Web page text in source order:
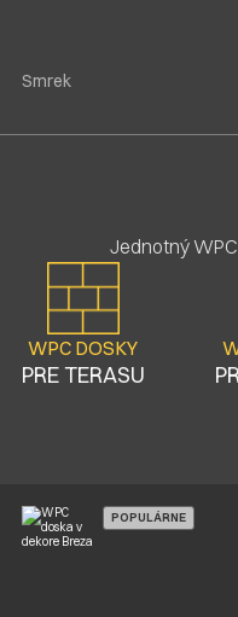
Smrek
Jednotný
WPC DOSKY
PRE TERASU
POPULÁRNE